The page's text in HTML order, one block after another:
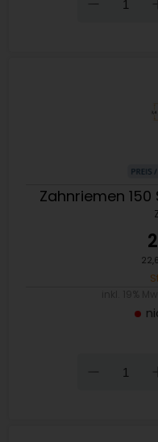
Down
Zahnriemen 150
Down